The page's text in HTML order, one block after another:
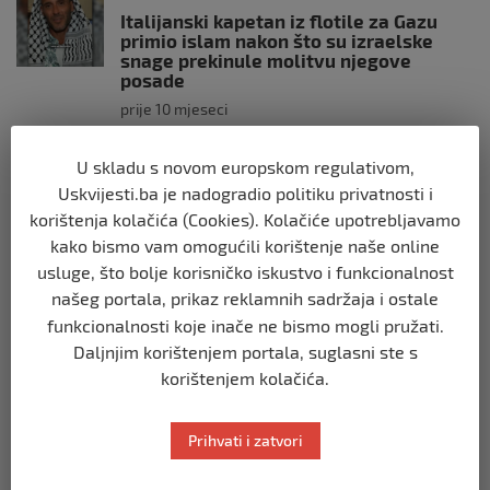
Italijanski kapetan iz flotile za Gazu
primio islam nakon što su izraelske
snage prekinule molitvu njegove
posade
prije 10 mjeseci
SVIJET
Brod “Mikeno” probio izraelsku blokadu
i uplovio u Gazu – kapetan iz Sarajeva
vijori zastavu BiH
prije 10 mjeseci
Opsadno stanje u Münchenu, odjeknulo
nekoliko eksplozija: Ima žrtava,
policijske snage na terenu
U skladu s novom europskom regulativom,
Uskvijesti.ba je nadogradio politiku privatnosti i
korištenja kolačića (Cookies). Kolačiće upotrebljavamo
kako bismo vam omogućili korištenje naše online
usluge, što bolje korisničko iskustvo i funkcionalnost
našeg portala, prikaz reklamnih sadržaja i ostale
funkcionalnosti koje inače ne bismo mogli pružati.
Daljnjim korištenjem portala, suglasni ste s
korištenjem kolačića.
Prihvati i zatvori